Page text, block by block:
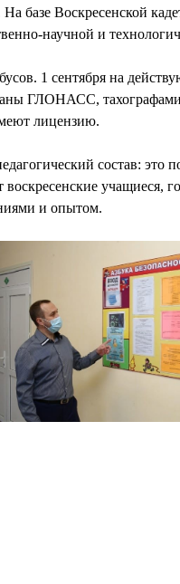
базе Воскресенской
научной и
1 сентября на
ГЛОНАСС,
лицензию.
состав: это
учащиеся,
и опытом.